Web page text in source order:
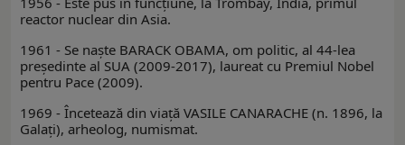
reactor nuclear din Asia.
1961 - Se naşte BARACK OBAMA, om politic, al 44-lea
preşedinte al SUA (2009-2017), laureat cu Premiul Nobel
pentru Pace (2009).
1969 - Încetează din viaţă VASILE CANARACHE (n. 1896, la
Galaţi), arheolog, numismat.